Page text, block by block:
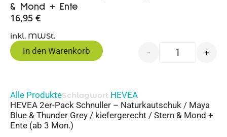
& Mond + Ente
16,95 €
inkl. MWSt.
- +
In den Warenkorb
Alle ProdukteSchlagwort HEVEA
HEVEA 2er-Pack Schnuller – Naturkautschuk / Maya
Blue & Thunder Grey / kiefergerecht / Stern & Mond +
Ente (ab 3 Mon.)